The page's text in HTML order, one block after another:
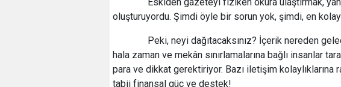
Eskiden gazeteyi fiziken okura ulaştırmak, yani
oluşturuyordu. Şimdi öyle bir sorun yok, şimdi, en
Peki, neyi dağıtacaksınız? İçerik nereden
hala zaman ve mekân sınırlamalarına bağlı insanlar
para ve dikkat gerektiriyor. Bazı iletişim
tabii finansal güç ve destek!